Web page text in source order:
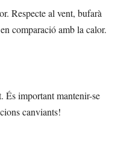
Respecte al vent, bufarà
comparació amb la calor.
És important mantenir-se
canviants!